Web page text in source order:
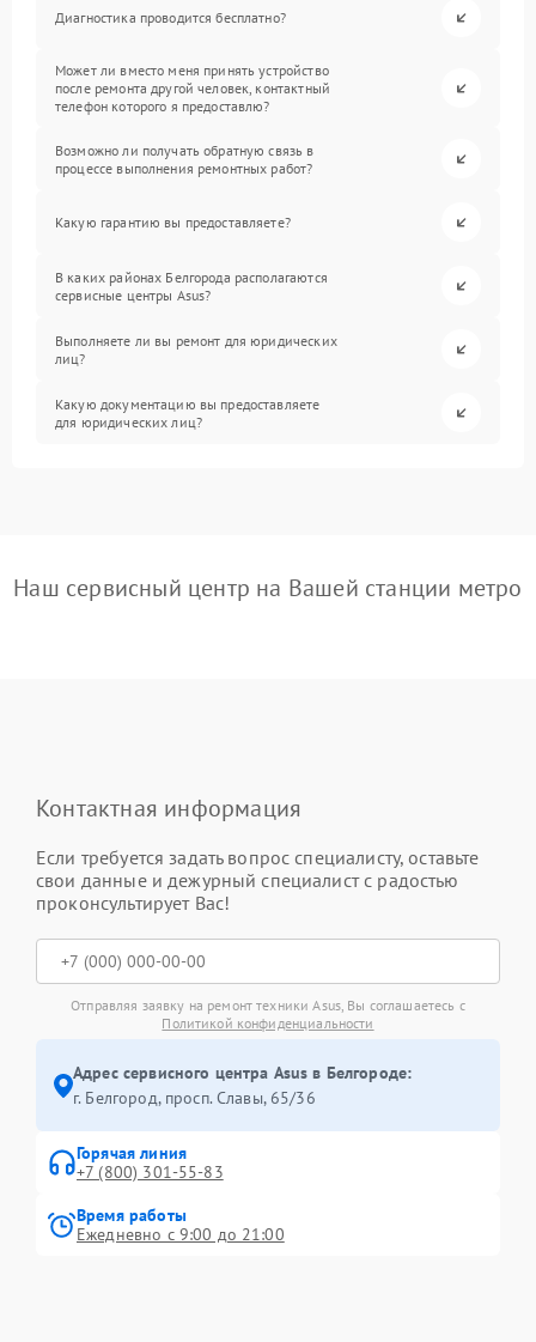
Диагностика проводится бесплатно?
Может ли вместо меня принять устройство
после ремонта другой человек, контактный
телефон которого я предоставлю?
Возможно ли получать обратную связь в
процессе выполнения ремонтных работ?
Какую гарантию вы предоставляете?
В каких районах Белгорода располагаются
сервисные центры Asus?
Выполняете ли вы ремонт для юридических
лиц?
Какую документацию вы предоставляете
для юридических лиц?
Наш сервисный центр на Вашей станции метро
Контактная информация
Если требуется задать вопрос специалисту, оставьте
свои данные и дежурный специалист с радостью
проконсультирует Вас!
Отправляя заявку на ремонт техники Asus, Вы соглашаетесь с
Политикой конфиденциальности
Адрес сервисного центра Asus в Белгороде:
г. Белгород, просп. Славы, 65/36
Горячая линия
+7 (800) 301-55-83
Время работы
Ежедневно с 9:00 до 21:00